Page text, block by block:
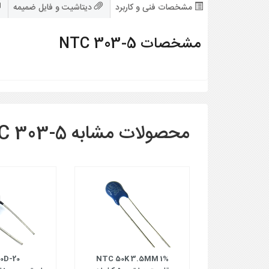
مشخصات فنی و کاربرد دیتاشیت و فایل ضمیمه
مشخصات NTC 303-5
محصولات مشابه NTC 303-5
20
NTC 50K 3.5MM 1%